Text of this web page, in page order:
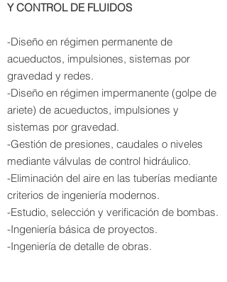
Y CONTROL DE FLUIDOS
-Diseño en régimen permanente de
acueductos, impulsiones, sistemas por
gravedad y redes.
-Diseño en régimen impermanente (golpe de
ariete) de acueductos, impulsiones y
sistemas por gravedad.
-Gestión de presiones, caudales o niveles
mediante válvulas de control hidráulico.
-Eliminación del aire en las tuberías mediante
criterios de ingeniería modernos.
-Estudio, selección y verificación de bombas.
-Ingeniería básica de proyectos.
-Ingeniería de detalle de obras.